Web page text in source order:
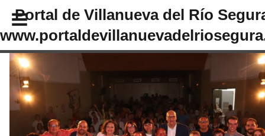
Portal de Villanueva del Río